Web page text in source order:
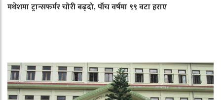
मधेशमा ट्रान्सफर्मर चोरी बढ्दो, पाँच वर्षमा ९९ वटा हराए